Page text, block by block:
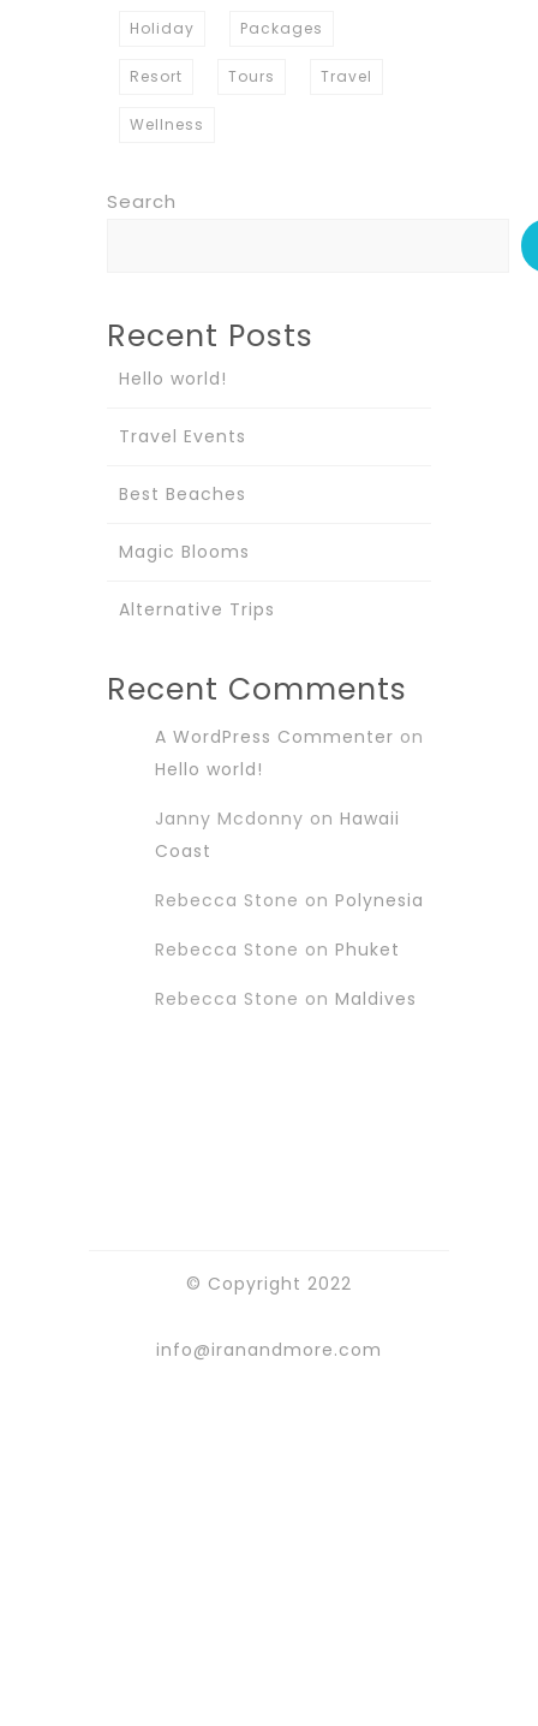
Holiday Packages
Resort Tours Travel
Wellness
Search
Recent Posts
Hello world!
Travel Events
Best Beaches
Magic Blooms
Alternative Trips
Recent Comments
A WordPress Commenter on
Hello world!
Janny Mcdonny on Hawaii
Coast
Rebecca Stone on Polynesia
Rebecca Stone on Phuket
Rebecca Stone on Maldives
© Copyright 2022
info@iranandmore.com